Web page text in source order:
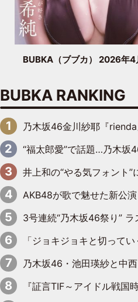
BUBKA（ブブカ） 2026年4
BUBKA RANKING
乃木坂46金川紗耶『rienda』26AW LOOKモ
“福太郎愛”で話題…乃木坂46一ノ瀬美空、地元福岡『めんべい25周年トップサ
井上和の“やる気フォント”にも注目 乃木坂46が挑んだ書道パフォー
AKB48が歌で魅せた新公演『夢のポップスター』 初日から全
3号連続“乃木坂46祭り” ラストを飾るのは賀喜遥香…5年ぶりの登場に「5年分大人になった私
「ジョキジョキと切っていく感じ」STU48中村舞、新しい挑
乃木坂46・池田瑛紗と中西アルノが「真冬のかき氷」騒動で火花散らす！ 因縁の裏にあるのは、逆境をと
『証言TIF～アイドル戦国時代とはなんだったのか～』第11回：私立恵比寿中学・真山りか×安本彩花「TIFで10年ぶりのキョンシーメイクをしたら、場を完全に